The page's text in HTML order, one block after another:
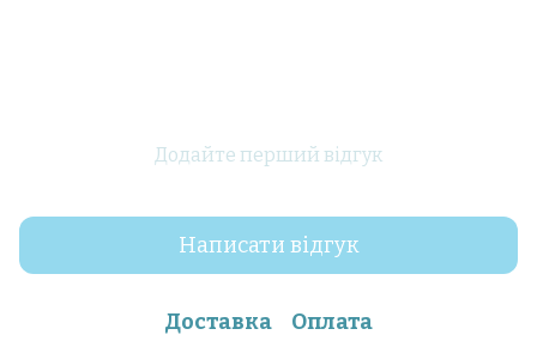
Додайте перший відгук
Написати відгук
Доставка Оплата